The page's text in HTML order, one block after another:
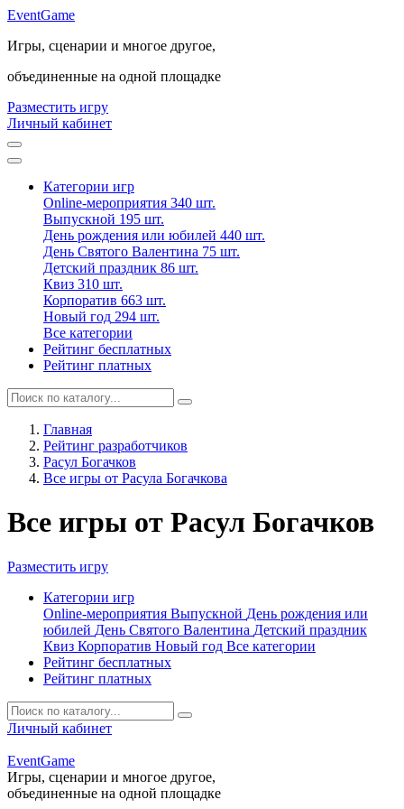
EventGame
Игры, сценарии и многое другое,
объединенные на одной площадке
Разместить игру
Личный кабинет
Категории игр
Online-мероприятия 340 шт.
Выпускной 195 шт.
День рождения или юбилей 440 шт.
День Святого Валентина 75 шт.
Детский праздник 86 шт.
Квиз 310 шт.
Корпоратив 663 шт.
Новый год 294 шт.
Все категории
Рейтинг бесплатных
Рейтинг платных
Главная
Рейтинг разработчиков
Расул Богачков
Все игры от Расула Богачкова
Все игры от Расул Богачков
Разместить игру
Категории игр
Online-мероприятия Выпускной День рождения или
юбилей День Святого Валентина Детский праздник
Квиз Корпоратив Новый год Все категории
Рейтинг бесплатных
Рейтинг платных
Личный кабинет
EventGame
Игры, сценарии и многое другое,
объединенные на одной площадке